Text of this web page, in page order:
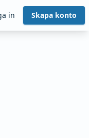
in Skapa konto